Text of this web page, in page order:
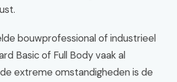
bouwprofessional of industrieel
Basic of Full Body vaak al
extreme omstandigheden is de